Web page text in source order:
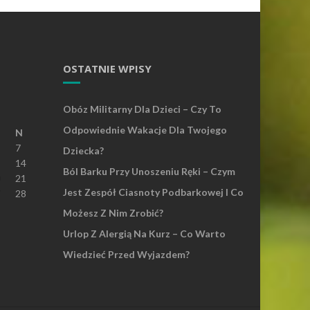
N
7
14
21
28
OSTATNIE WPISY
Obóz Militarny Dla Dzieci – Czy To
Odpowiednie Wakacje Dla Twojego
Dziecka?
Ból Barku Przy Unoszeniu Ręki – Czym
Jest Zespół Ciasnoty Podbarkowej I Co
Możesz Z Nim Zrobić?
Urlop Z Alergią Na Kurz – Co Warto
Wiedzieć Przed Wyjazdem?